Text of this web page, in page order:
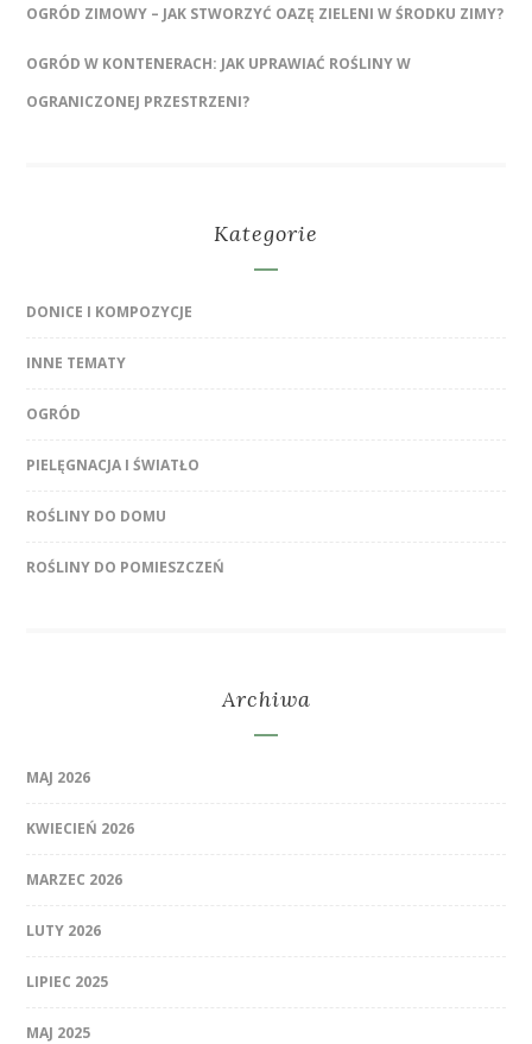
OGRÓD ZIMOWY – JAK STWORZYĆ OAZĘ ZIELENI W ŚRODKU ZIMY?
OGRÓD W KONTENERACH: JAK UPRAWIAĆ ROŚLINY W
OGRANICZONEJ PRZESTRZENI?
Kategorie
DONICE I KOMPOZYCJE
INNE TEMATY
OGRÓD
PIELĘGNACJA I ŚWIATŁO
ROŚLINY DO DOMU
ROŚLINY DO POMIESZCZEŃ
Archiwa
MAJ 2026
KWIECIEŃ 2026
MARZEC 2026
LUTY 2026
LIPIEC 2025
MAJ 2025